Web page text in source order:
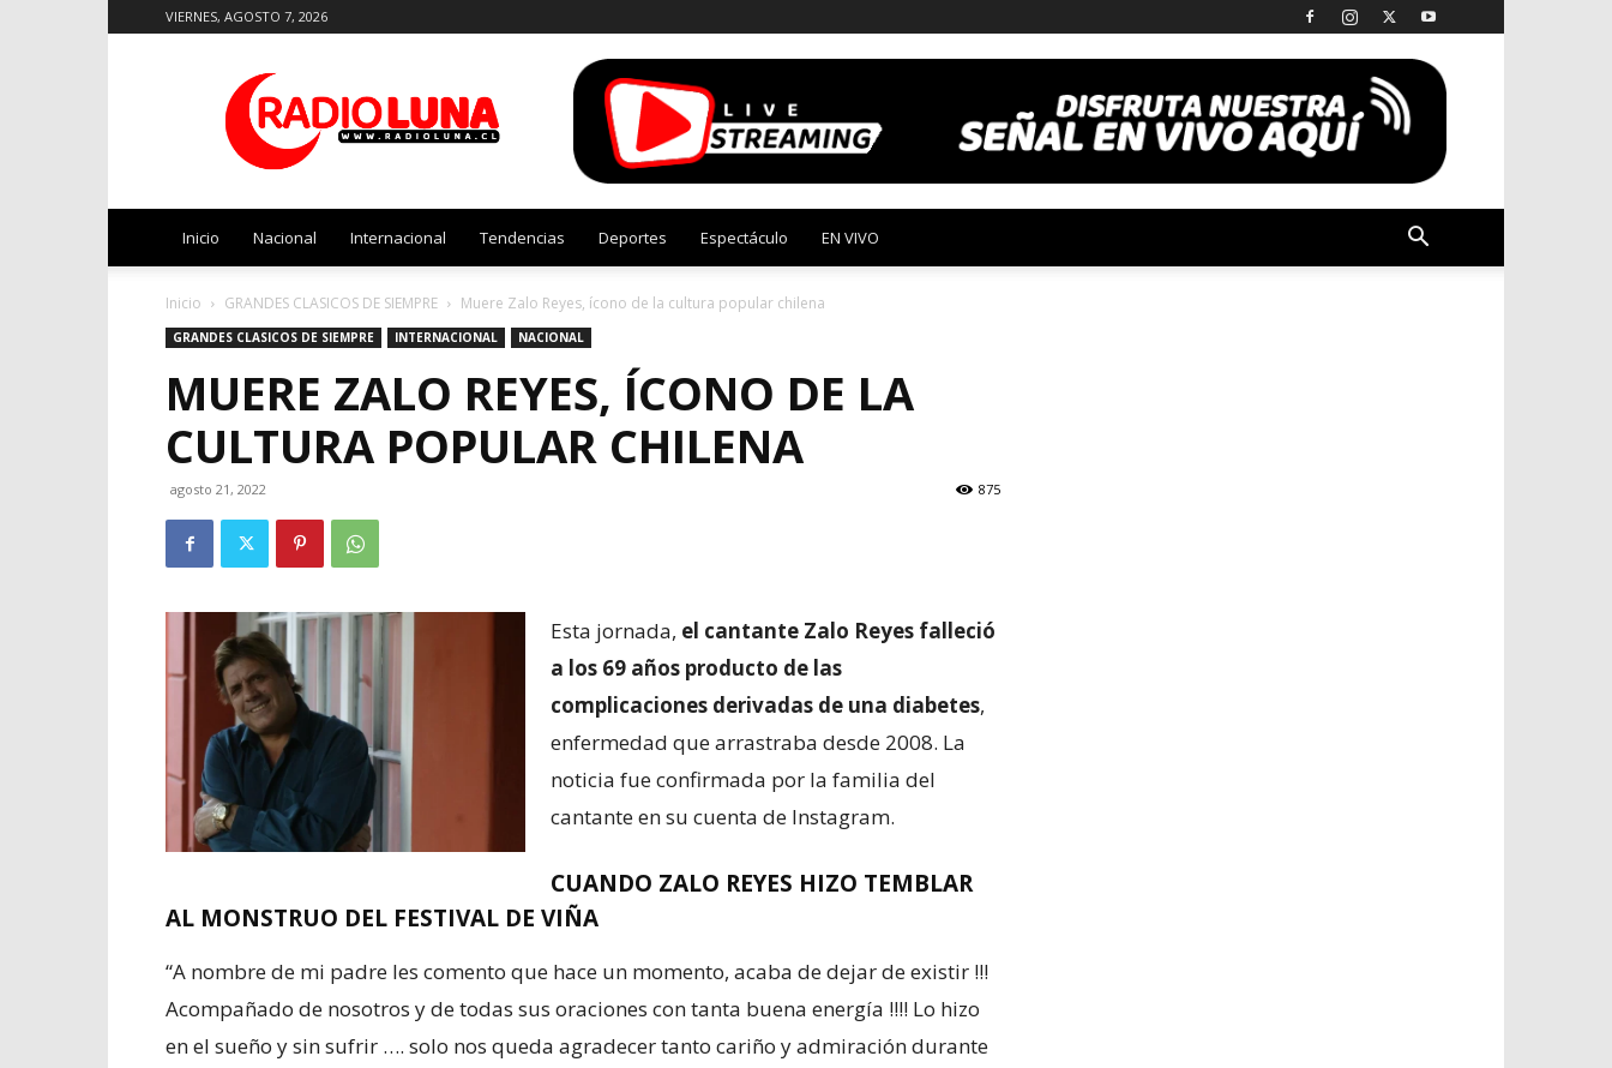
VIERNES, AGOSTO 7, 2026
Luna
Inicio Nacional Internacional Tendencias Deportes Espectáculo EN VIVO
Inicio GRANDES CLASICOS DE SIEMPRE Muere Zalo Reyes, ícono de la cultura popular chilena
GRANDES CLASICOS DE SIEMPRE INTERNACIONAL NACIONAL
MUERE ZALO REYES, ÍCONO DE LA
CULTURA POPULAR CHILENA
agosto 21, 2022 875
Esta jornada, el cantante Zalo Reyes falleció
a los 69 años producto de las
complicaciones derivadas de una diabetes,
enfermedad que arrastraba desde 2008. La
noticia fue confirmada por la familia del
cantante en su cuenta de Instagram.
CUANDO ZALO REYES HIZO TEMBLAR
AL MONSTRUO DEL FESTIVAL DE VIÑA
“A nombre de mi padre les comento que hace un momento, acaba de dejar de existir !!!
Acompañado de nosotros y de todas sus oraciones con tanta buena energía !!!! Lo hizo
en el sueño y sin sufrir …. solo nos queda agradecer tanto cariño y admiración durante